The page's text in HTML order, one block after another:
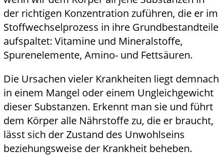
der richtigen Konzentration zuführen, die er im
Stoffwechselprozess in ihre Grundbestandteile
aufspaltet: Vitamine und Mineralstoffe,
Spurenelemente, Amino- und Fettsäuren.
Die Ursachen vieler Krankheiten liegt demnach
in einem Mangel oder einem Ungleichgewicht
dieser Substanzen. Erkennt man sie und führt
dem Körper alle Nährstoffe zu, die er braucht,
lässt sich der Zustand des Unwohlseins
beziehungsweise der Krankheit beheben.